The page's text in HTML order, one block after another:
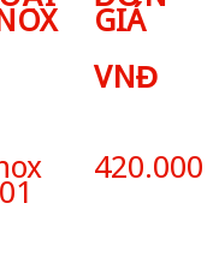
GIÁ
VNĐ
420.000